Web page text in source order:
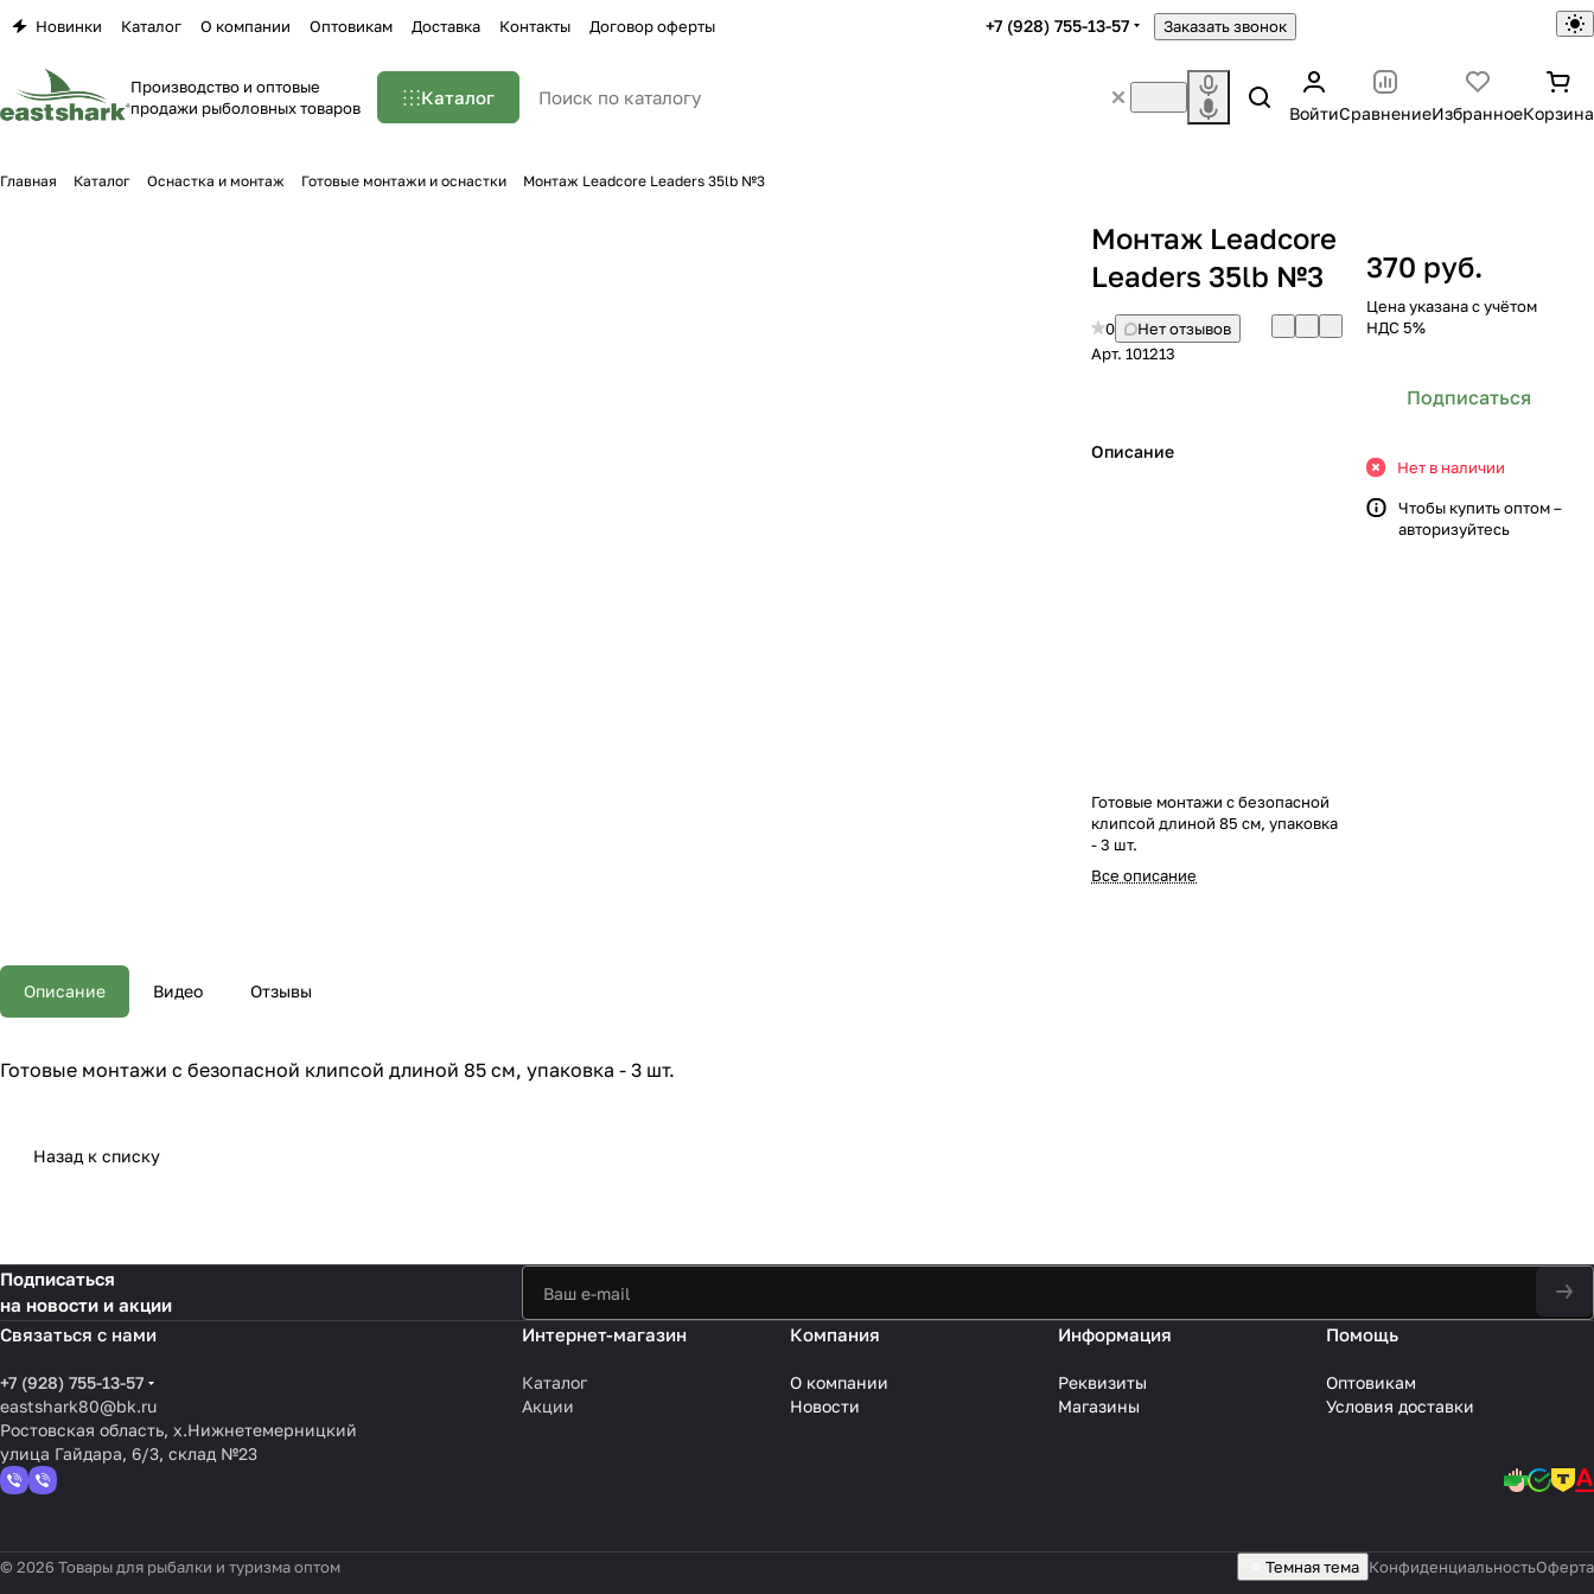
Новинки Каталог О компании Оптовикам Доставка Контакты Договор оферты +7 (928) 755-13-57 Заказать звонок
Производство и оптовые
продажи рыболовных товаров
Каталог
ВойтиСравнениеИзбранноеКорзина
Главная Каталог Оснастка и монтаж Готовые монтажи и оснастки Монтаж Leadcore Leaders 35lb №3
Монтаж Leadcore
Leaders 35lb №3
0
Нет отзывов
Арт. 101213
Описание
Готовые монтажи с безопасной
клипсой длиной 85 см, упаковка
- 3 шт.
Все описание
370 руб.
Цена указана с учётом
НДС 5%
Подписаться
Нет в наличии
Чтобы купить оптом –
авторизуйтесь
Описание Видео Отзывы
Готовые монтажи с безопасной клипсой длиной 85 см, упаковка - 3 шт.
Назад к списку
Подписаться
на новости и акции
Связаться с нами
+7 (928) 755-13-57
eastshark80@bk.ru
Ростовская область, х.Нижнетемерницкий
улица Гайдара, 6/3, склад №23
Интернет-магазин
Каталог
Акции
Компания
О компании
Новости
Информация
Реквизиты
Магазины
Помощь
Оптовикам
Условия доставки
© 2026 Товары для рыбалки и туризма оптом Темная тема КонфиденциальностьОферта